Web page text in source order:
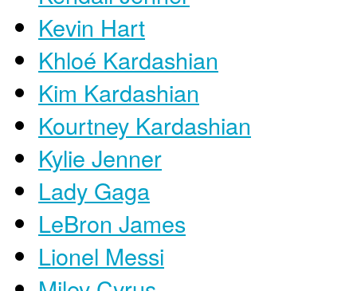
Kevin Hart
Khloé Kardashian
Kim Kardashian
Kourtney Kardashian
Kylie Jenner
Lady Gaga
LeBron James
Lionel Messi